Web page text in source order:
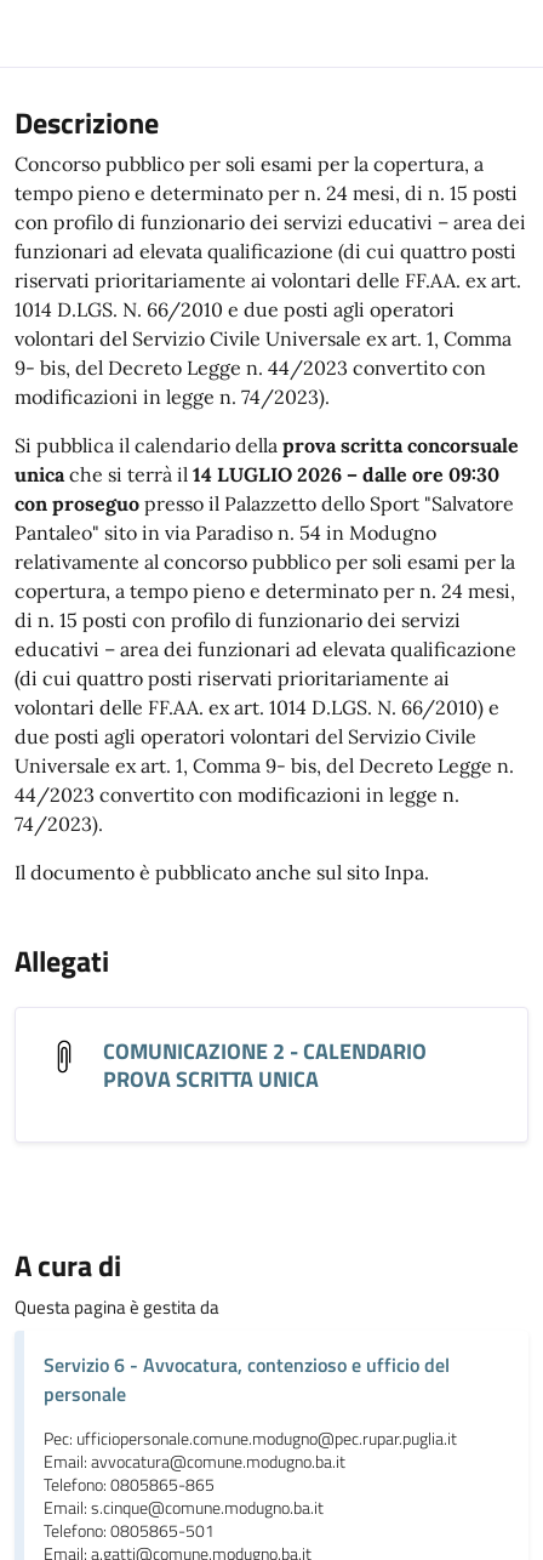
Descrizione
Concorso pubblico per soli esami per la copertura, a
tempo pieno e determinato per n. 24 mesi, di n. 15 posti
con profilo di funzionario dei servizi educativi – area dei
funzionari ad elevata qualificazione (di cui quattro posti
riservati prioritariamente ai volontari delle FF.AA. ex art.
1014 D.LGS. N. 66/2010 e due posti agli operatori
volontari del Servizio Civile Universale ex art. 1, Comma
9- bis, del Decreto Legge n. 44/2023 convertito con
modificazioni in legge n. 74/2023).
Si pubblica il calendario della prova scritta concorsuale
unicache si terrà il 14 LUGLIO 2026 – dalle ore 09:30
con proseguo presso il Palazzetto dello Sport "Salvatore
Pantaleo" sito in via Paradiso n. 54 in Modugno
relativamente al concorso pubblico per soli esami per la
copertura, a tempo pieno e determinato per n. 24 mesi,
di n. 15 posti con profilo di funzionario dei servizi
educativi – area dei funzionari ad elevata qualificazione
(di cui quattro posti riservati prioritariamente ai
volontari delle FF.AA. ex art. 1014 D.LGS. N. 66/2010) e
due posti agli operatori volontari del Servizio Civile
Universale ex art. 1, Comma 9- bis, del Decreto Legge n.
44/2023 convertito con modificazioni in legge n.
74/2023).
Il documento è pubblicato anche sul sito Inpa.
Allegati
COMUNICAZIONE 2 - CALENDARIO
PROVA SCRITTA UNICA
A cura di
Questa pagina è gestita da
Servizio 6 - Avvocatura, contenzioso e ufficio del
personale
Pec: ufficiopersonale.comune.modugno@pec.rupar.puglia.it
Email: avvocatura@comune.modugno.ba.it
Telefono: 0805865-865
Email: s.cinque@comune.modugno.ba.it
Telefono: 0805865-501
Email: a.gatti@comune.modugno.ba.it